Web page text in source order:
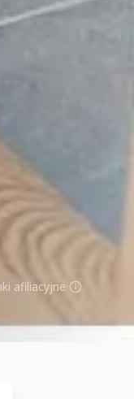
afiliacyjne